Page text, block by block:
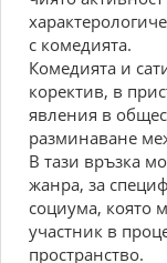
с комедията.
Комедията и
коректив, в
явления в
разминаване
В тази връзка
жанра, за
социума, която
участник в
пространство.